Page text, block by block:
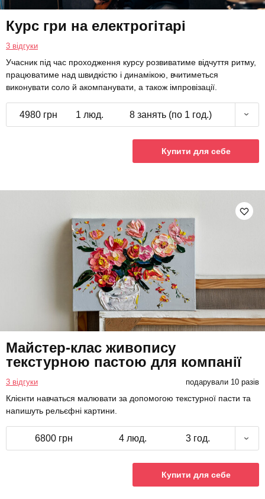
Курс гри на електрогітарі
3 відгуки
Учасник під час проходження курсу розвиватиме відчуття ритму,
працюватиме над швидкістю і динамікою, вчитиметься
виконувати соло й акомпанувати, а також імпровізації.
4980 грн 1 люд. 8 занять (по 1 год.)
Купити для себе
Майстер-клас живопису
текстурною пастою для компанії
3 відгуки подарували 10 разів
Клієнти навчаться малювати за допомогою текстурної пасти та
напишуть рельєфні картини.
6800 грн 4 люд. 3 год.
Купити для себе